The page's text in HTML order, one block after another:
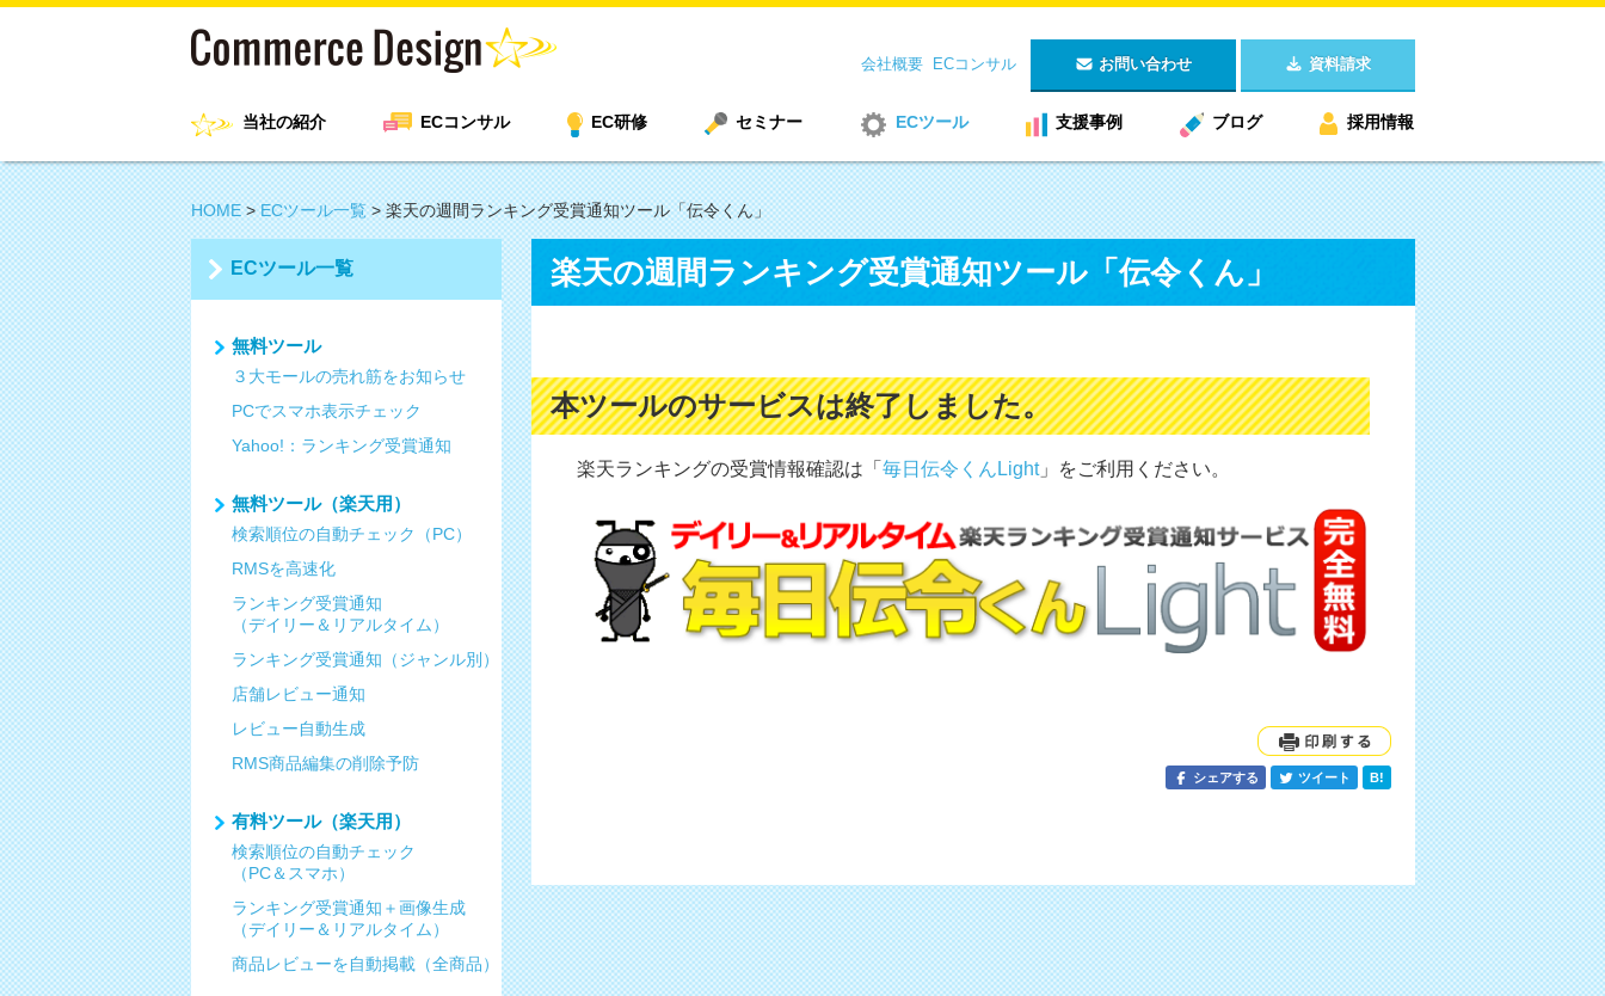
会社概要 ECコンサル お問い合わせ 資料請求
当社の紹介 ECコンサル EC研修 セミナー ECツール 支援事例 ブログ 採用情報
HOME>ECツール一覧>楽天の週間ランキング受賞通知ツール「伝令くん」
楽天の週間ランキング受賞通知ツール「伝令くん」
本ツールのサービスは終了しました。
楽天ランキングの受賞情報確認は「 毎日伝令くんLight」をご利用ください。
シェアする ツイート B!
ECツール一覧
無料ツール
３大モールの売れ筋をお知らせ
PCでスマホ表示チェック
Yahoo!：ランキング受賞通知
無料ツール（楽天用）
検索順位の自動チェック（PC）
RMSを高速化
ランキング受賞通知
（デイリー＆リアルタイム）
ランキング受賞通知（ジャンル別）
店舗レビュー通知
レビュー自動生成
RMS商品編集の削除予防
有料ツール（楽天用）
検索順位の自動チェック
（PC＆スマホ）
ランキング受賞通知＋画像生成
（デイリー＆リアルタイム）
商品レビューを自動掲載（全商品）